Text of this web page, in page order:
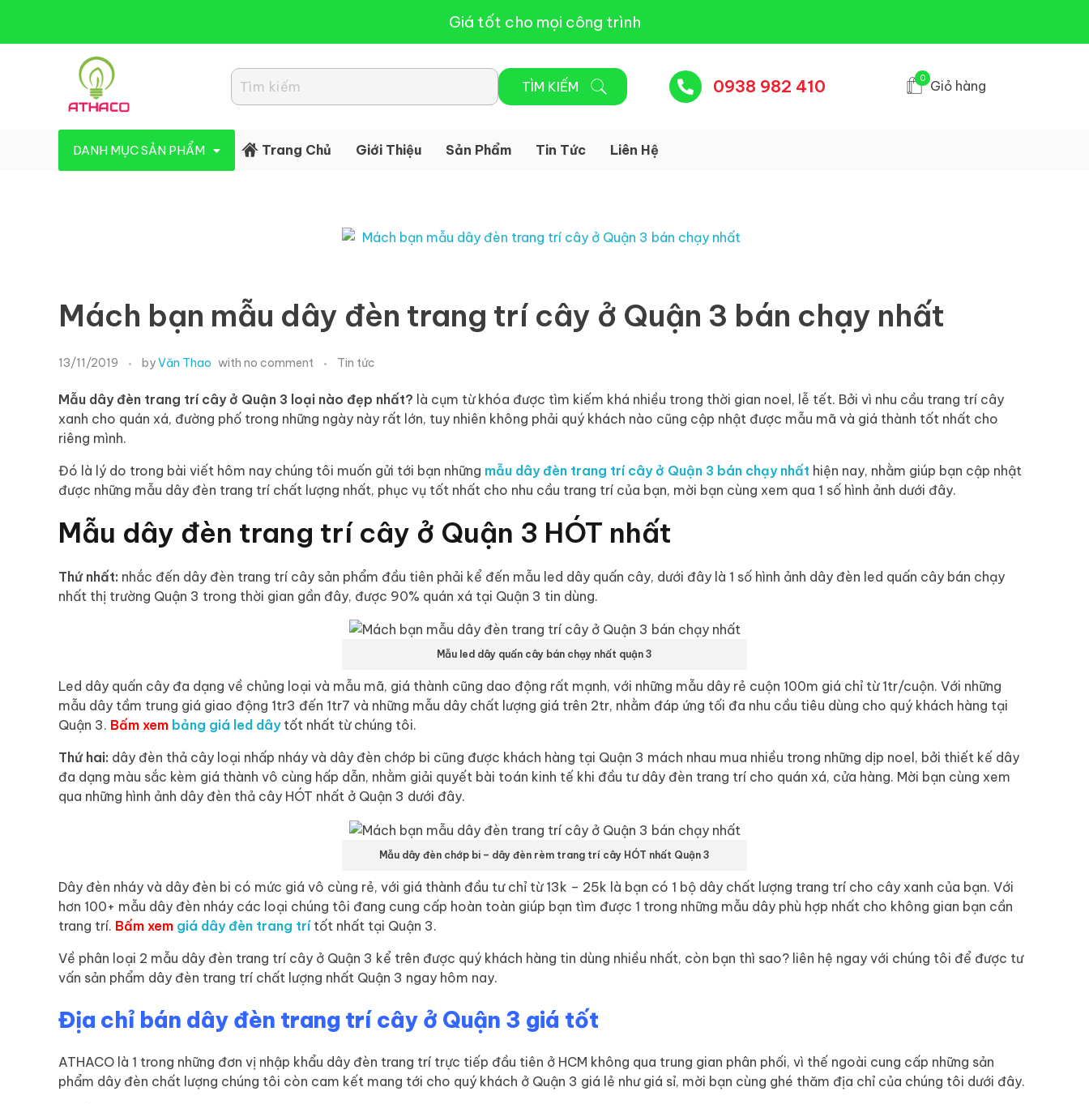
Giá tốt cho mọi công trình
Đèn Led Athaco
Đèn Led giá rẻ
0938 982 410 0 Giỏ hàng
DANH MỤC SẢN PHẨM Trang Chủ Giới Thiệu Sản Phẩm Tin Tức Liên Hệ
Mách bạn mẫu dây đèn trang trí cây ở Quận 3 bán chạy nhất
13/11/2019 byVăn Thao with no comment Tin tức
Mẫu dây đèn trang trí cây ở Quận 3 loại nào đẹp nhất? là cụm từ khóa được tìm kiếm khá nhiều trong thời gian noel, lễ tết. Bởi vì nhu cầu trang trí cây
xanh cho quán xá, đường phố trong những ngày này rất lớn, tuy nhiên không phải quý khách nào cũng cập nhật được mẫu mã và giá thành tốt nhất cho
riêng mình.
Đó là lý do trong bài viết hôm nay chúng tôi muốn gửi tới bạn những mẫu dây đèn trang trí cây ở Quận 3 bán chạy nhất hiện nay, nhằm giúp bạn cập nhật
được những mẫu dây đèn trang trí chất lượng nhất, phục vụ tốt nhất cho nhu cầu trang trí của bạn, mời bạn cùng xem qua 1 số hình ảnh dưới đây.
Mẫu dây đèn trang trí cây ở Quận 3 HÓT nhất
Thứ nhất: nhắc đến dây đèn trang trí cây sản phẩm đầu tiên phải kể đến mẫu led dây quấn cây, dưới đây là 1 số hình ảnh dây đèn led quấn cây bán chạy
nhất thị trường Quận 3 trong thời gian gần đây, được 90% quán xá tại Quận 3 tin dùng.
Mẫu led dây quấn cây bán chạy nhất quận 3
Led dây quấn cây đa dạng về chủng loại và mẫu mã, giá thành cũng dao động rất mạnh, với những mẫu dây rẻ cuộn 100m giá chỉ từ 1tr/cuộn. Với những
mẫu dây tầm trung giá giao động 1tr3 đến 1tr7 và những mẫu dây chất lượng giá trên 2tr, nhằm đáp ứng tối đa nhu cầu tiêu dùng cho quý khách hàng tại
Quận 3. Bấm xem bảng giá led dâytốt nhất từ chúng tôi.
Thứ hai: dây đèn thả cây loại nhấp nháy và dây đèn chớp bi cũng được khách hàng tại Quận 3 mách nhau mua nhiều trong những dịp noel, bởi thiết kế dây
đa dạng màu sắc kèm giá thành vô cùng hấp dẫn, nhằm giải quyết bài toán kinh tế khi đầu tư dây đèn trang trí cho quán xá, cửa hàng. Mời bạn cùng xem
qua những hình ảnh dây đèn thả cây HÓT nhất ở Quận 3 dưới đây.
Mẫu dây đèn chớp bi – dây đèn rèm trang trí cây HÓT nhất Quận 3
Dây đèn nháy và dây đèn bi có mức giá vô cùng rẻ, với giá thành đầu tư chỉ từ 13k – 25k là bạn có 1 bộ dây chất lượng trang trí cho cây xanh của bạn. Với
hơn 100+ mẫu dây đèn nháy các loại chúng tôi đang cung cấp hoàn toàn giúp bạn tìm được 1 trong những mẫu dây phù hợp nhất cho không gian bạn cần
trang trí. Bấm xem giá dây đèn trang trítốt nhất tại Quận 3.
Về phân loại 2 mẫu dây đèn trang trí cây ở Quận 3 kể trên được quý khách hàng tin dùng nhiều nhất, còn bạn thì sao? liên hệ ngay với chúng tôi để được tư
vấn sản phẩm dây đèn trang trí chất lượng nhất Quận 3 ngay hôm nay.
Địa chỉ bán dây đèn trang trí cây ở Quận 3 giá tốt
ATHACO là 1 trong những đơn vị nhập khẩu dây đèn trang trí trực tiếp đầu tiên ở HCM không qua trung gian phân phối, vì thế ngoài cung cấp những sản
phẩm dây đèn chất lượng chúng tôi còn cam kết mang tới cho quý khách ở Quận 3 giá lẻ như giá sỉ, mời bạn cùng ghé thăm địa chỉ của chúng tôi dưới đây.